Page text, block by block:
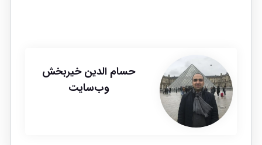
حسام الدین خیربخش
وب‌سایت